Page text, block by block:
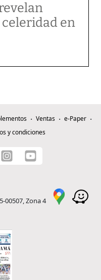
en
Ventas
e-Paper
y condiciones
00507, Zona 4